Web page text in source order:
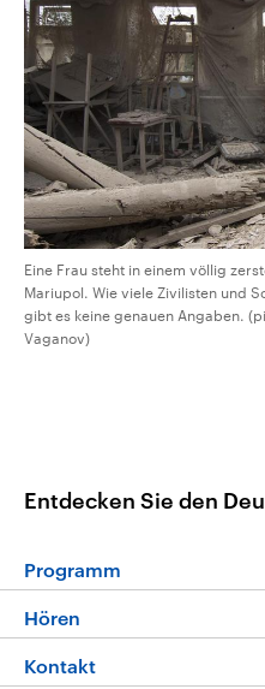
Eine Frau steht in einem völlig
Mariupol. Wie viele Zivilisten und
gibt es keine genauen Angaben.
Vaganov)
Entdecken Sie den
Programm
Programm
Hören
Livestream
Kontakt